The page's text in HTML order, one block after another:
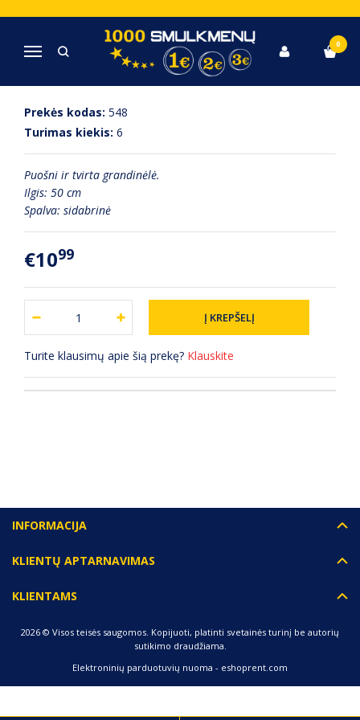
Navigacija
0
Pagrindinis Papuošalai Grandinėlė 50 cm
GRANDINĖLĖ 50 CM
Prekės kodas: 548
Turimas kiekis: 6
Puošni ir tvirta grandinėlė.
Ilgis: 50 cm
Spalva: sidabrinė
€1099
Turite klausimų apie šią prekę? Klauskite
INFORMACIJA
KLIENTŲ APTARNAVIMAS
KLIENTAMS
2026 © Visos teisės saugomos. Kopijuoti, platinti svetainės turinį be autorių
sutikimo draudžiama.
Elektroninių parduotuvių nuoma - eshoprent.com